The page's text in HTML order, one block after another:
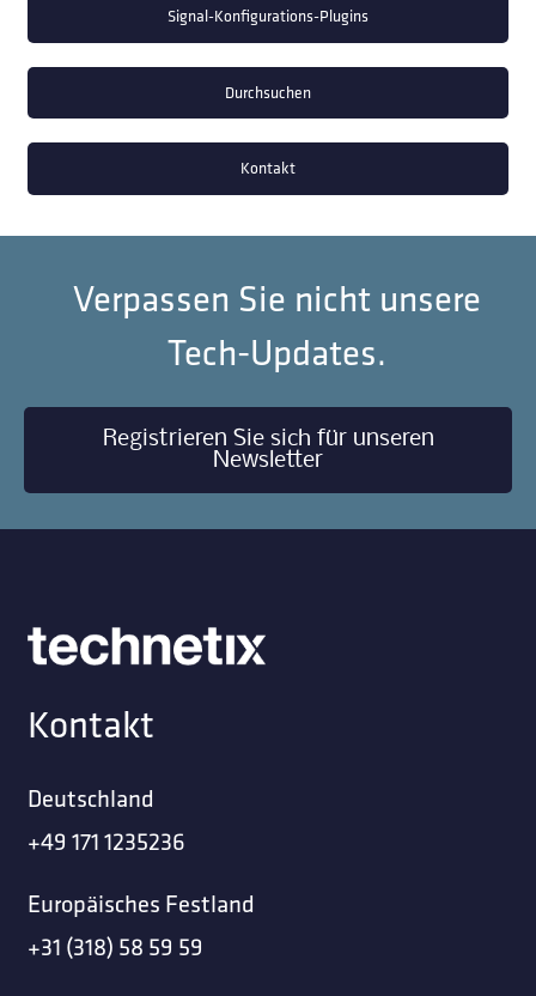
Signal-Konfigurations-Plugins
Durchsuchen
Kontakt
Verpassen Sie nicht unsere
Tech-Updates.
Registrieren Sie sich für unseren
Newsletter
Kontakt
Deutschland
+49 171 1235236
Europäisches Festland
+31 (318) 58 59 59